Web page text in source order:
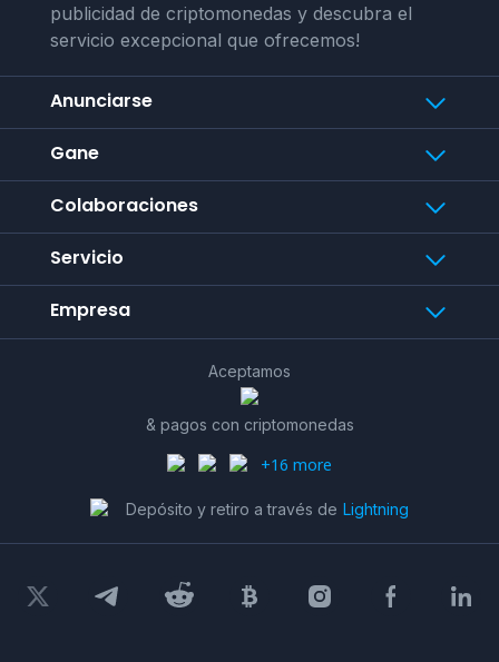
publicidad de criptomonedas y descubra el
servicio excepcional que ofrecemos!
Anunciarse
Gane
Colaboraciones
Servicio
Empresa
Aceptamos
& pagos con criptomonedas
+16 more
Depósito y retiro a través de Lightning